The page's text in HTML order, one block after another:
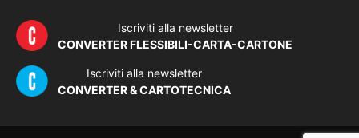
Iscriviti alla newsletter
CONVERTER FLESSIBILI-CARTA-CARTONE
Iscriviti alla newsletter
CONVERTER & CARTOTECNICA